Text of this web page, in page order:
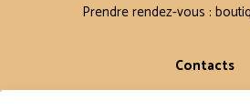
Prendre rendez-vous :
Contacts